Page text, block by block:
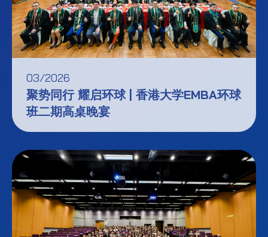
03/2026
聚势同行 耀启环球 | 香港大学EMBA环球
班二期高桌晚宴